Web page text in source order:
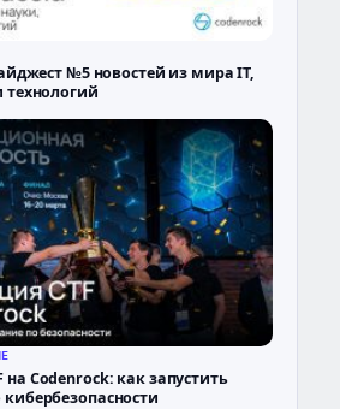
№5 новостей из мира IT,
технологий
на Codenrock: как запустить